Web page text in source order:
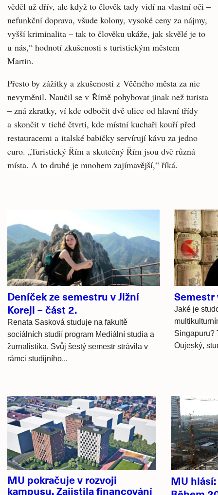
věděl už dřív, ale když to člověk tady vidí na vlastní oči –
nefunkční doprava, všude kolony, vysoké ceny za nájmy,
vyšší kriminalita – tak to člověku ukáže, jak skvělé je to
u nás,“ hodnotí zkušenosti s turistickým městem
Martin.
Přesto by zážitky a zkušenosti z Věčného města za nic
nevyměnil. Naučil se v Římě pohybovat jinak než turista
– zná zkratky, ví kde odbočit dvě ulice od hlavní třídy
a skončit v tiché čtvrti, kde místní kuchaři kouří před
restauracemi a italské babičky servírují kávu za jedno
euro. „Turistický Řím a skutečný Řím jsou dvě různá
místa. A to druhé je mnohem zajímavější,“ říká.
Související
články
Deníček ze semestru v Jižní
Koreji – část 2.
Renata Sasková studuje na fakultě
sociálních studií program Mediální studia a
žurnalistika. Svůj šestý semestr strávila v
rámci studijního...
Semestr
Jaké je
Singapuru?
Oujeský,
Hlavní
novinky
MU pokračuje v rozvoji
kampusu. Zajistila financování
MU